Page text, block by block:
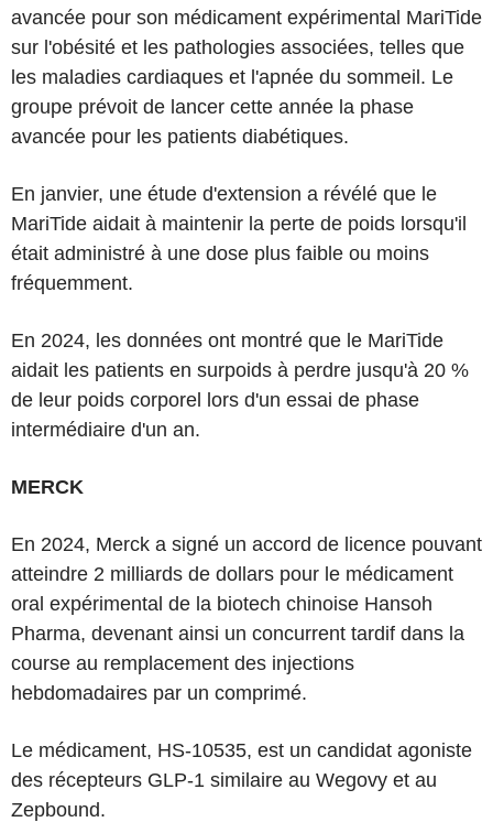
avancée pour son médicament expérimental MariTide
sur l'obésité et les pathologies associées, telles que
les maladies cardiaques et l'apnée du sommeil. Le
groupe prévoit de lancer cette année la phase
avancée pour les patients diabétiques.
En janvier, une étude d'extension a révélé que le
MariTide aidait à maintenir la perte de poids lorsqu'il
était administré à une dose plus faible ou moins
fréquemment.
En 2024, les données ont montré que le MariTide
aidait les patients en surpoids à perdre jusqu'à 20 %
de leur poids corporel lors d'un essai de phase
intermédiaire d'un an.
MERCK
En 2024, Merck a signé un accord de licence pouvant
atteindre 2 milliards de dollars pour le médicament
oral expérimental de la biotech chinoise Hansoh
Pharma, devenant ainsi un concurrent tardif dans la
course au remplacement des injections
hebdomadaires par un comprimé.
Le médicament, HS-10535, est un candidat agoniste
des récepteurs GLP-1 similaire au Wegovy et au
Zepbound.